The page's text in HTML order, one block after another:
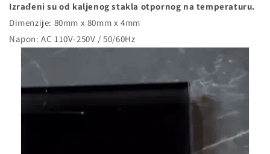
Izrađeni su od kaljenog stakla otpornog na temperaturu.
Dimenzije: 80mm x 80mm x 4mm
Napon: AC 110V-250V / 50/60Hz